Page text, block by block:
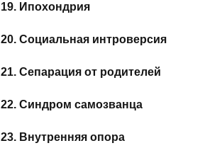
19. Ипохондрия
20. Социальная интроверсия
21. Сепарация от родителей
22. Синдром самозванца
23. Внутренняя опора